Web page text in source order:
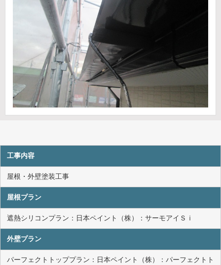
工事内容
屋根・外壁塗装工事
屋根プラン
遮熱シリコンプラン：日本ペイント（株）：サーモアイＳｉ
外壁プラン
パーフェクトトッププラン：日本ペイント（株）：パーフェクトト